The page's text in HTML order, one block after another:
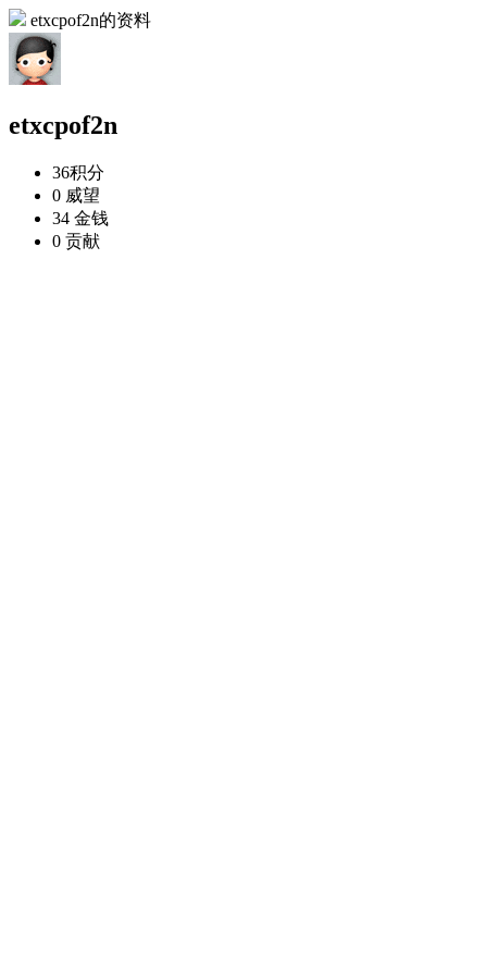
etxcpof2n的资料
etxcpof2n
36积分
0 威望
34 金钱
0 贡献